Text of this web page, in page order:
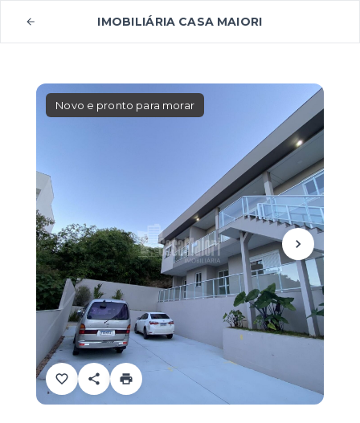
IMOBILIÁRIA CASA MAIORI
Novo e pronto para morar